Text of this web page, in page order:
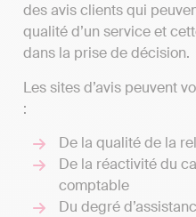
des avis clients qui
qualité d’un service et
dans la prise de décision.
Les sites d’avis peuvent
:
De la qualité de la
De la réactivité du
comptable
Du degré